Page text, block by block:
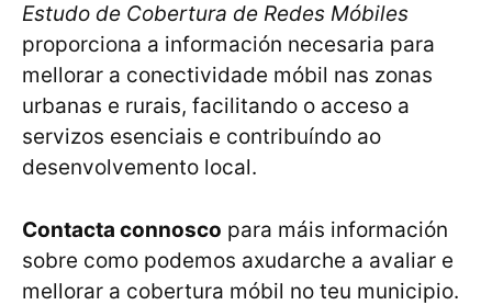
Estudo de Cobertura de Redes Móbiles
proporciona a información necesaria para
mellorar a conectividade móbil nas zonas
urbanas e rurais, facilitando o acceso a
servizos esenciais e contribuíndo ao
desenvolvemento local.
Contacta connosco para máis información
sobre como podemos axudarche a avaliar e
mellorar a cobertura móbil no teu municipio.